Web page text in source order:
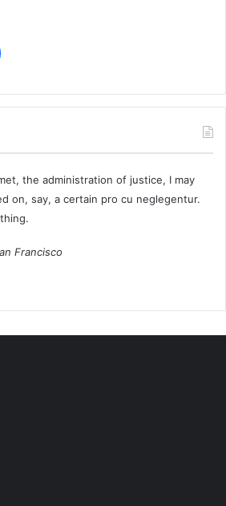
the administration of justice, I may
on, say, a certain pro cu neglegentur.
Francisco